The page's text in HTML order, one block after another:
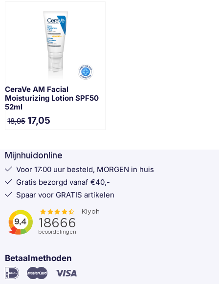
CeraVe AM Facial
Moisturizing Lotion SPF50
52ml
18,95 17,05
Mijnhuidonline
Voor 17:00 uur besteld, MORGEN in huis
Gratis bezorgd vanaf €40,-
Spaar voor GRATIS artikelen
Betaalmethoden